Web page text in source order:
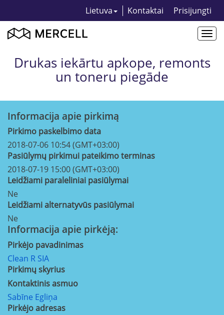
Lietuva Kontaktai Prisijungti
Drukas iekārtu apkope, remonts
un toneru piegāde
Informacija apie pirkimą
Pirkimo paskelbimo data
2018-07-06 10:54 (GMT+03:00)
Pasiūlymų pirkimui pateikimo terminas
2018-07-19 15:00 (GMT+03:00)
Leidžiami paraleliniai pasiūlymai
Ne
Leidžiami alternatyvūs pasiūlymai
Ne
Informacija apie pirkėją:
Pirkėjo pavadinimas
Clean R SIA
Pirkimų skyrius
Kontaktinis asmuo
Sabīne Egliņa
Pirkėjo adresas